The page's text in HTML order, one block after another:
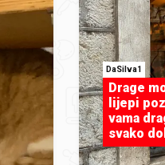
DaSilva1
Drage
lijepi
vama
svako